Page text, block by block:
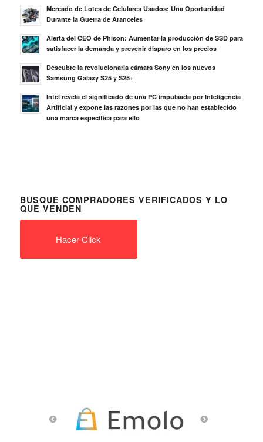
Mercado de Lotes de Celulares Usados: Una Oportunidad
Durante la Guerra de Aranceles
Alerta del CEO de Phison: Aumentar la producción de SSD para
satisfacer la demanda y prevenir disparo en los precios
Descubre la revolucionaria cámara Sony en los nuevos
Samsung Galaxy S25 y S25+
Intel revela el significado de una PC impulsada por Inteligencia
Artificial y expone las razones por las que no han establecido
una marca específica para ello
BUSQUE COMPRADORES VERIFICADOS Y LO
QUE VENDEN
Hacer Click